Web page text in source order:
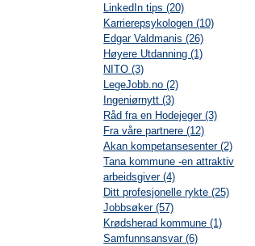
LinkedIn tips (20)
Karrierepsykologen (10)
Edgar Valdmanis (26)
Høyere Utdanning (1)
NITO (3)
LegeJobb.no (2)
Ingeniørnytt (3)
Råd fra en Hodejeger (3)
Fra våre partnere (12)
Akan kompetansesenter (2)
Tana kommune -en attraktiv
arbeidsgiver (4)
Ditt profesjonelle rykte (25)
Jobbsøker (57)
Krødsherad kommune (1)
Samfunnsansvar (6)